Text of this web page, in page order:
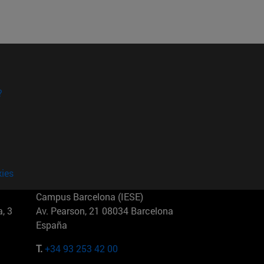
3
Campus Barcelona (IESE)
Av. Pearson, 21 08034 Barcelona
España
T.+34 93 253 42 00